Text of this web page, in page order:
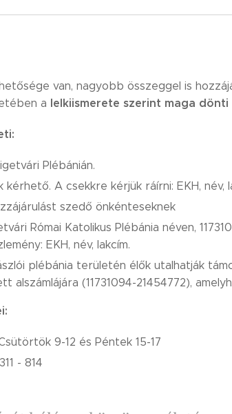
van, nagyobb összeggel is
a lelkiismerete szerint maga
Plébánián.
A csekkre kérjük ráírni: EKH, név,
szedő önkénteseknek
Római Katolikus Plébánia néven,
EKH, név, lakcím.
plébánia területén élők utalhatják
alszámlájára (11731094-21454772),
9-12 és Péntek 15-17
- 814